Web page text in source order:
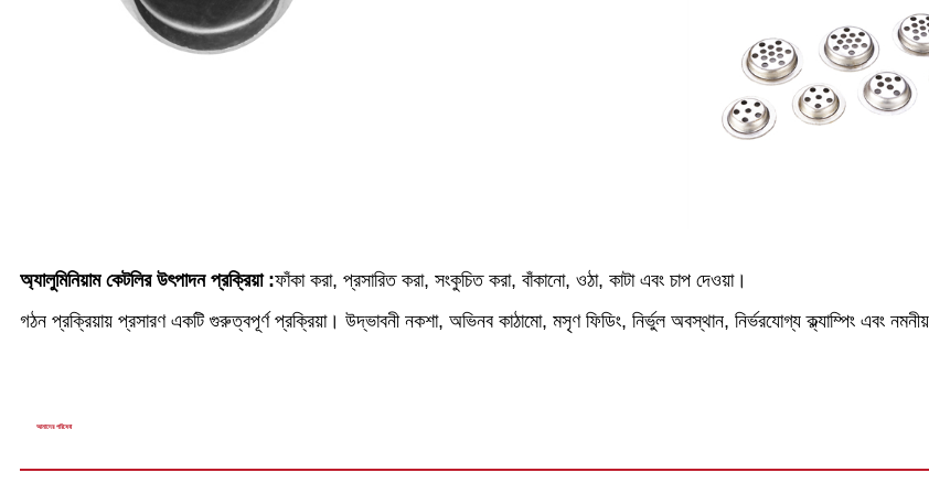
অ্যালুমিনিয়াম কেটলির উৎপাদন প্রক্রিয়া :ফাঁকা করা, প্রসারিত করা, সংকুচিত করা, বাঁকানো, ওঠা, কাটা এবং চাপ দেওয়া।
গঠন প্রক্রিয়ায় প্রসারণ একটি গুরুত্বপূর্ণ প্রক্রিয়া। উদ্ভাবনী নকশা, অভিনব কাঠামো, মসৃণ ফিডিং, নির্ভুল অবস্থান, নির্ভরযোগ্য ক্ল্যাম্পিং এবং
আমাদের পরিষেবা